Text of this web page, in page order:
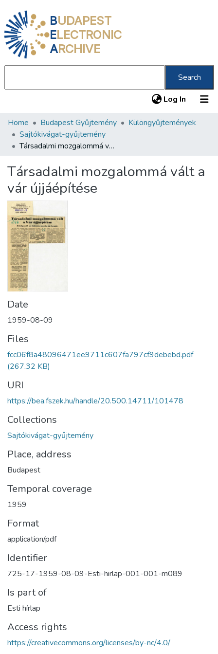
BUDAPEST
ELECTRONIC
ARCHIVE
Search
Log In (current)
Communities & Collections
All of DSpace
About us
Home Budapest Gyűjtemény
Különgyűjtemények
Sajtókivágat-gyűjtemény
Társadalmi mozgalommá vált a vár újjáépítése
Társadalmi mozgalommá vált a
vár újjáépítése
Date
1959-08-09
Files
fcc06f8a48096471ee9711c607fa797cf9debebd.pdf
(267.32 KB)
URI
https://bea.fszek.hu/handle/20.500.14711/101478
Collections
Sajtókivágat-gyűjtemény
Place, address
Budapest
Temporal coverage
1959
Format
application/pdf
Identifier
725-17-1959-08-09-Esti-hirlap-001-001-m089
Is part of
Esti hírlap
Access rights
https://creativecommons.org/licenses/by-nc/4.0/